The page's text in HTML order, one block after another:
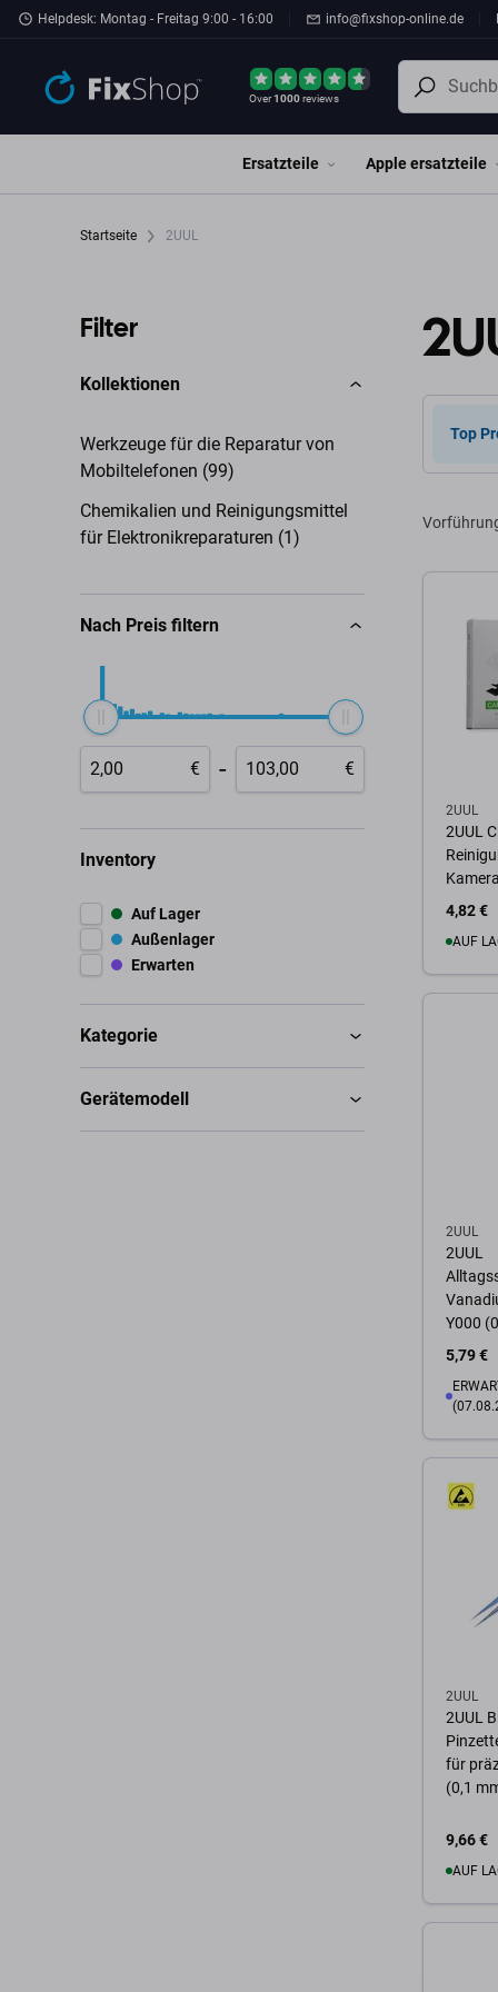
Zum Hauptinhalt springen
Helpdesk: Montag - Freitag 9:00 - 16:00 info@fixshop-online.de
Over1000reviews
Ersatzteile Apple ersatzteile
Startseite 2UUL
Filter
Kollektionen
Werkzeuge für die Reparatur von
Mobiltelefonen (99)
Chemikalien und Reinigungsmittel
für Elektronikreparaturen (1)
Nach Preis filtern
€ - €
Inventory
Auf Lager
Außenlager
Erwarten
Kategorie
Gerätemodell
Top
2UUL
2UUL
4,82 €
AUF
2UUL
2UUL
Y000
5,79 €
Zum
2UUL
2UUL
für
(0,1
9,66 €
AUF